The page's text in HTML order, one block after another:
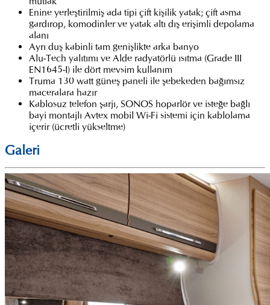
Enine yerleştirilmiş ada tipi çift kişilik yatak; çift asma
gardırop, komodinler ve yatak altı dış erişimli depolama
alanı
Ayrı duş kabinli tam genişlikte arka banyo
Alu-Tech yalıtımı ve Alde radyatörlü ısıtma (Grade III
EN1645-I) ile dört mevsim kullanım
Truma 130 watt güneş paneli ile şebekeden bağımsız
maceralara hazır
Kablosuz telefon şarjı, SONOS hoparlör ve isteğe bağlı
bayi montajlı Avtex mobil Wi-Fi sistemi için kablolama
içerir (ücretli yükseltme)
Galeri